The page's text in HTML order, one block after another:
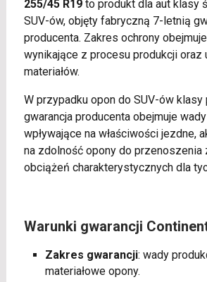
255/45 R19to produkt dla aut klasy
SUV-ów, objęty fabryczną 7-letnią
producenta. Zakres ochrony
wynikające z procesu produkcji oraz
materiałów.
W przypadku opon do SUV-ów klasy
gwarancja producenta obejmuje
wpływające na właściwości jezdne,
na zdolność opony do przenoszenia
obciążeń charakterystycznych dla
Warunki gwarancji
Zakres gwarancji: wady
materiałowe opony.